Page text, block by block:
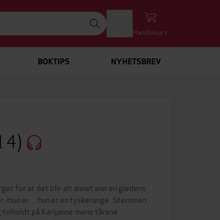
Handlekurv
BOKTIPS NYHETSBREV
for at det blir alt annet enn en gledens
er ... hun er en tyskerunge. Stemmen
på Karijanne mens tårene